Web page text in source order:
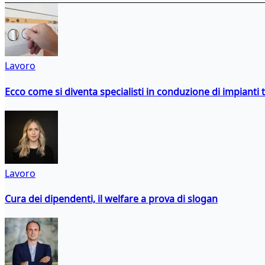
Lavoro
Ecco come si diventa specialisti in conduzione di impianti
Lavoro
Cura dei dipendenti, il welfare a prova di slogan